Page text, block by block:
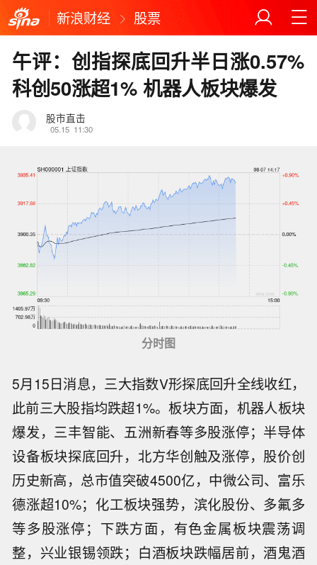
新浪财经 股票
午评：创指探底回升半日涨0.57%
科创50涨超1% 机器人板块爆发
股市直击
05.15 11:30
分时图
5月15日消息，三大指数V形探底回升全线收红，
此前三大股指均跌超1%。板块方面，机器人板块
爆发，三丰智能、五洲新春等多股涨停；半导体
设备板块探底回升，北方华创触及涨停，股价创
历史新高，总市值突破4500亿，中微公司、富乐
德涨超10%；化工板块强势，滨化股份、多氟多
等多股涨停；下跌方面，有色金属板块震荡调
整，兴业银锡领跌；白酒板块跌幅居前，酒鬼酒